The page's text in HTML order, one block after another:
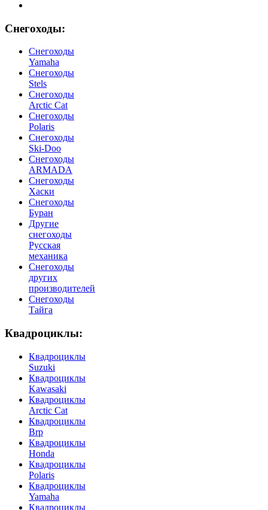
Снегоходы:
Cнегоходы
Yamaha
Снегоходы
Stels
Снегоходы
Arctic Cat
Снегоходы
Polaris
Снегоходы
Ski-Doo
Снегоходы
ARMADA
Cнегоходы
Хаски
Снегоходы
Буран
Другие
снегоходы
Русская
механика
Снегоходы
других
производителей
Снегоходы
Тайга
Квадроциклы:
Квадроциклы
Suzuki
Квадроциклы
Kawasaki
Квадроциклы
Arctic Cat
Квадроциклы
Brp
Квадроциклы
Honda
Квадроциклы
Polaris
Квадроциклы
Yamaha
Квадроциклы